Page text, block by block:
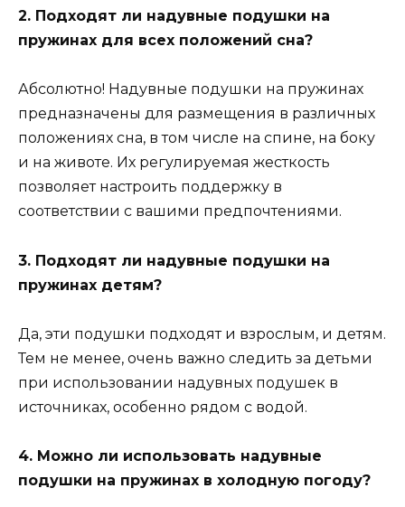
2. Подходят ли надувные подушки на
пружинах для всех положений сна?
Абсолютно! Надувные подушки на пружинах
предназначены для размещения в различных
положениях сна, в том числе на спине, на боку
и на животе. Их регулируемая жесткость
позволяет настроить поддержку в
соответствии с вашими предпочтениями.
3. Подходят ли надувные подушки на
пружинах детям?
Да, эти подушки подходят и взрослым, и детям.
Тем не менее, очень важно следить за детьми
при использовании надувных подушек в
источниках, особенно рядом с водой.
4. Можно ли использовать надувные
подушки на пружинах в холодную погоду?